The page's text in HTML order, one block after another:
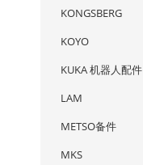
KONGSBERG
KOYO
KUKA 机器人配件
LAM
METSO备件
MKS